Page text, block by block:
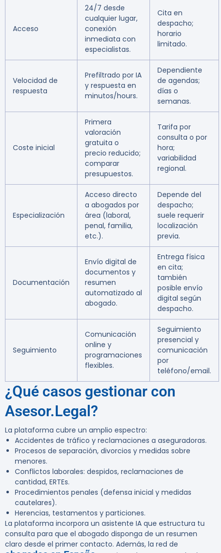
Acceso
24/7 desde
cualquier lugar,
conexión
inmediata con
especialistas.
Cita en
despacho;
horario
limitado.
Velocidad de
respuesta
Prefiltrado por IA
y respuesta en
minutos/hours.
Dependiente
de agendas;
días o
semanas.
Coste inicial
Primera
valoración
gratuita o
precio reducido;
comparar
presupuestos.
Tarifa por
consulta o por
hora;
variabilidad
regional.
Especialización
Acceso directo
a abogados por
área (laboral,
penal, familia,
etc.).
Depende del
despacho;
suele requerir
localización
previa.
Documentación
Envío digital de
documentos y
resumen
automatizado al
abogado.
Entrega física
en cita;
también
posible envío
digital según
despacho.
Seguimiento
Comunicación
online y
programaciones
flexibles.
Seguimiento
presencial y
comunicación
por
teléfono/email.
¿Qué casos gestionar con
Asesor.Legal?
La plataforma cubre un amplio espectro:
Accidentes de tráfico y reclamaciones a aseguradoras.
Procesos de separación, divorcios y medidas sobre
menores.
Conflictos laborales: despidos, reclamaciones de
cantidad, ERTEs.
Procedimientos penales (defensa inicial y medidas
cautelares).
Herencias, testamentos y particiones.
La plataforma incorpora un asistente IA que estructura tu
consulta para que el abogado disponga de un resumen
claro desde el primer contacto. Además, la red de